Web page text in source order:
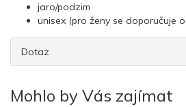
jaro/podzim
unisex (pro ženy se doporučuje
Dotaz
Mohlo by Vás zajímat